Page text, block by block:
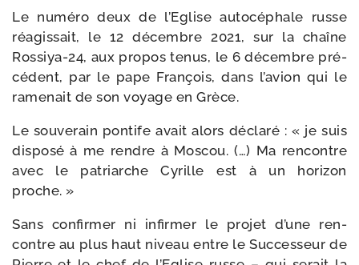
Le numé­ro deux de l’Eglise auto­cé­phale russe
réagis­sait, le 12 décembre 2021, sur la chaîne
Rossiya-​24, aux pro­pos tenus, le 6 décembre pré­
cé­dent, par le pape François, dans l’avion qui le
rame­nait de son voyage en Grèce.
Le sou­ve­rain pon­tife avait alors décla­ré : « je suis
dis­po­sé à me rendre à Moscou. (…) Ma ren­contre
avec le patriarche Cyrille est à un hori­zon
proche. »
Sans confir­mer ni infir­mer le pro­jet d’une ren­
contre au plus haut niveau entre le Successeur de